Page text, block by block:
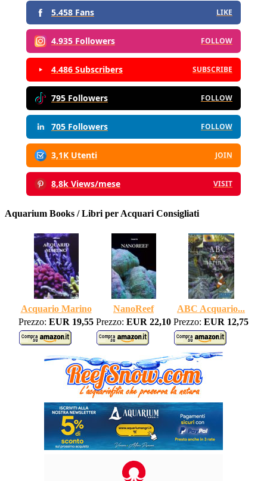
5.458 Fans LIKE
4.935 Followers FOLLOW
4.486 Subscribers SUBSCRIBE
795 Followers FOLLOW
705 Followers FOLLOW
3,1K Utenti JOIN
8,8k Views/mese VISIT
Aquarium Books / Libri per Acquari Consigliati
Acquario Marino NanoReef
ABC Acquario...
Prezzo: EUR 19,55 Prezzo: EUR 22,10 Prezzo: EUR 12,75